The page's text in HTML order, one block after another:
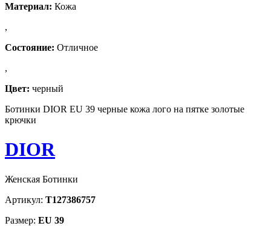
Материал: Кожа
,
Состояние: Отличное
,
Цвет: черный
Ботинки DIOR EU 39 черные кожа лого на пятке золотые
крючки
DIOR
Женская Ботинки
Артикул: T127386757
Размер: EU 39